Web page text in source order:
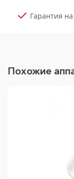
Гарантия
Похожие